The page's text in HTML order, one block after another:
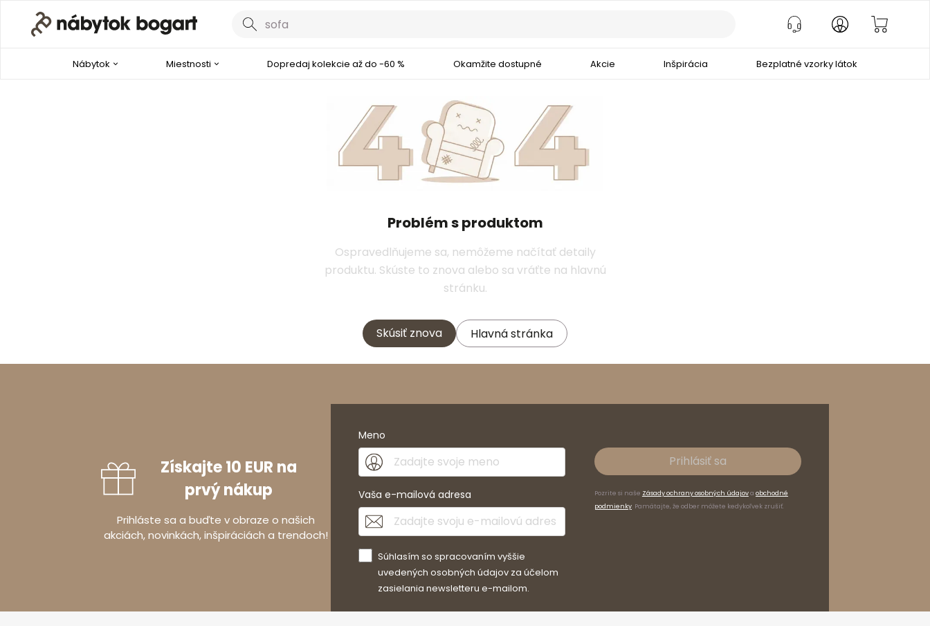
Nábytok Miestnosti Dopredaj kolekcie až do -60 % Okamžite dostupné Akcie Inšpirácia Bezplatné vzorky látok
Problém s produktom
Ospravedlňujeme sa, nemôžeme načítať detaily
produktu. Skúste to znova alebo sa vráťte na hlavnú
stránku.
Skúsiť znova Hlavná stránka
Získajte 10 EUR na
prvý nákup
Prihláste sa a buďte v obraze o našich
akciách, novinkách, inšpiráciách a trendoch!
Meno
Vaša e-mailová adresa
Súhlasím so spracovaním vyššie
uvedených osobných údajov za účelom
zasielania newsletteru e-mailom.
Prihlásiť sa
Pozrite si naše Zásady ochrany osobných údajova obchodné
podmienky. Pamätajte, že odber môžete kedykoľvek zrušiť.